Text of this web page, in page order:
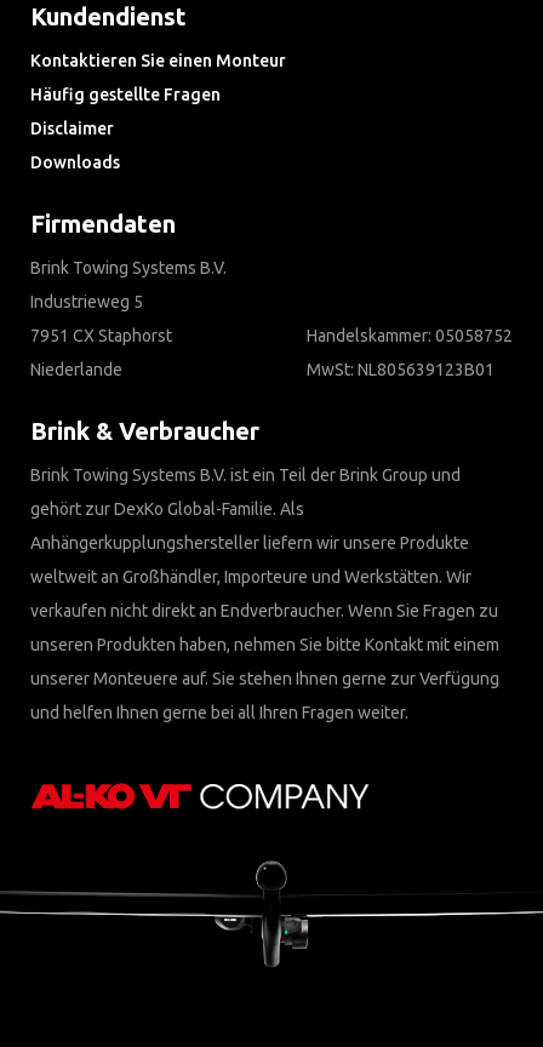
Kundendienst
Kontaktieren Sie einen Monteur
Häufig gestellte Fragen
Disclaimer
Downloads
Firmendaten
Brink Towing Systems B.V.
Industrieweg 5
7951 CX Staphorst
Niederlande
Handelskammer: 05058752
MwSt: NL805639123B01
Brink & Verbraucher
Brink Towing Systems B.V. ist ein Teil der Brink Group und
gehört zur DexKo Global-Familie. Als
Anhängerkupplungshersteller liefern wir unsere Produkte
weltweit an Großhändler, Importeure und Werkstätten. Wir
verkaufen nicht direkt an Endverbraucher. Wenn Sie Fragen zu
unseren Produkten haben, nehmen Sie bitte Kontakt mit einem
unserer Monteuere auf. Sie stehen Ihnen gerne zur Verfügung
und helfen Ihnen gerne bei all Ihren Fragen weiter.